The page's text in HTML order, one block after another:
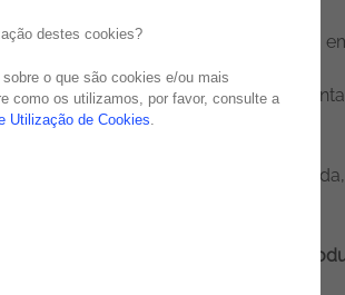
é um dos principais fatores para
Arquiteturas que assentem
como a facilidade de adaptação a
,Cloud-centric ,Multiplatafoma ,
.
de arquitetura seja bem-
de uma visão de
do conhecimento concreto da
e do negócio) para uma
gestão de
ao negócio).
destes cookies?
o que são cookies e/ou mais
como os utilizamos, por favor, consulte a
Utilização de Cookies